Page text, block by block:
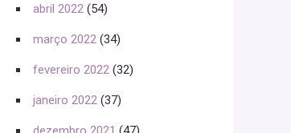
abril 2022 (54)
março 2022 (34)
fevereiro 2022 (32)
janeiro 2022 (37)